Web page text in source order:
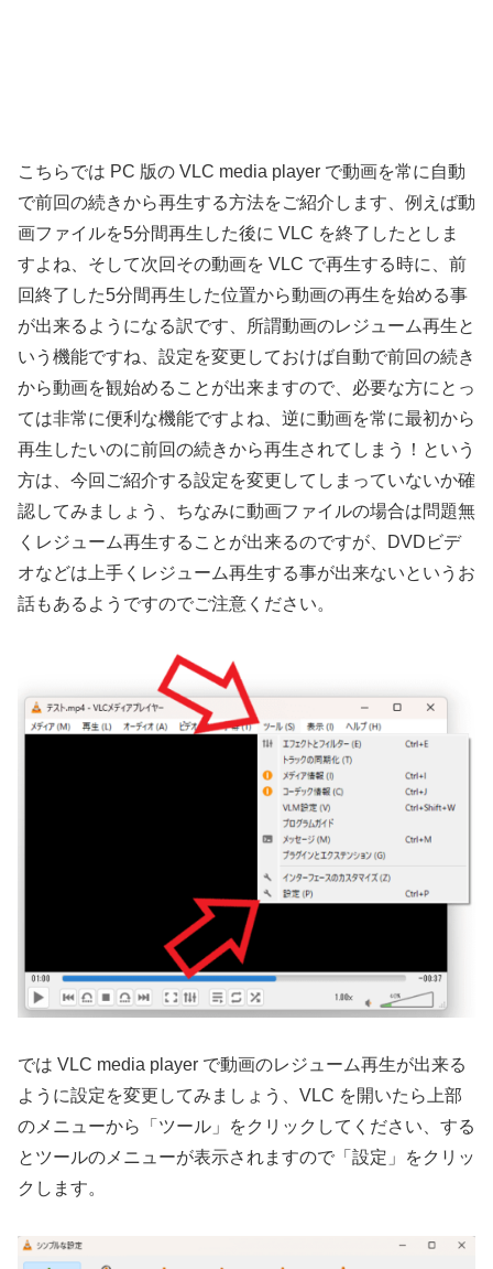
こちらでは PC 版の VLC media player で動画を常に自動
で前回の続きから再生する方法をご紹介します、例えば動
画ファイルを5分間再生した後に VLC を終了したとしま
すよね、そして次回その動画を VLC で再生する時に、前
回終了した5分間再生した位置から動画の再生を始める事
が出来るようになる訳です、所謂動画のレジューム再生と
いう機能ですね、設定を変更しておけば自動で前回の続き
から動画を観始めることが出来ますので、必要な方にとっ
ては非常に便利な機能ですよね、逆に動画を常に最初から
再生したいのに前回の続きから再生されてしまう！という
方は、今回ご紹介する設定を変更してしまっていないか確
認してみましょう、ちなみに動画ファイルの場合は問題無
くレジューム再生することが出来るのですが、DVDビデ
オなどは上手くレジューム再生する事が出来ないというお
話もあるようですのでご注意ください。
では VLC media player で動画のレジューム再生が出来る
ように設定を変更してみましょう、VLC を開いたら上部
のメニューから「ツール」をクリックしてください、する
とツールのメニューが表示されますので「設定」をクリッ
クします。